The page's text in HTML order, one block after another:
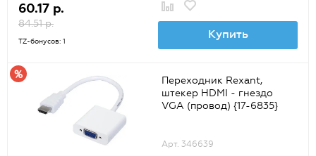
60.17 р.
84.51 р.
TZ-бонусов: 1
Купить
Переходник Rexant,
штекер HDMI - гнездо
VGA (провод) {17-6835}
Арт. 346639